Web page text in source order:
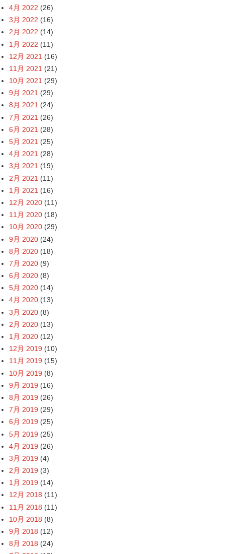
4月 2022 (26)
3月 2022 (16)
2月 2022 (14)
1月 2022 (11)
12月 2021 (16)
11月 2021 (21)
10月 2021 (29)
9月 2021 (29)
8月 2021 (24)
7月 2021 (26)
6月 2021 (28)
5月 2021 (25)
4月 2021 (28)
3月 2021 (19)
2月 2021 (11)
1月 2021 (16)
12月 2020 (11)
11月 2020 (18)
10月 2020 (29)
9月 2020 (24)
8月 2020 (18)
7月 2020 (9)
6月 2020 (8)
5月 2020 (14)
4月 2020 (13)
3月 2020 (8)
2月 2020 (13)
1月 2020 (12)
12月 2019 (10)
11月 2019 (15)
10月 2019 (8)
9月 2019 (16)
8月 2019 (26)
7月 2019 (29)
6月 2019 (25)
5月 2019 (25)
4月 2019 (26)
3月 2019 (4)
2月 2019 (3)
1月 2019 (14)
12月 2018 (11)
11月 2018 (11)
10月 2018 (8)
9月 2018 (12)
8月 2018 (24)